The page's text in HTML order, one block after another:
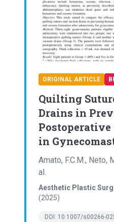
ORIGINAL ARTICLE
Quilting
Drains in
in
Amato, F.C.M., Neto,
al.
Aesthetic Plastic
(2025)
DOI: 10.1007/s00266-